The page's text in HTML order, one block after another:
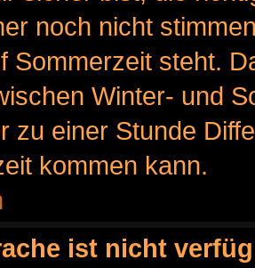
noch nicht
Sommerzeit steht.
Winter- und
zu einer Stunde
kommen kann.
ist nicht